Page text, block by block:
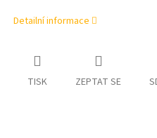
Detailní informace
TISK ZEPTAT SE